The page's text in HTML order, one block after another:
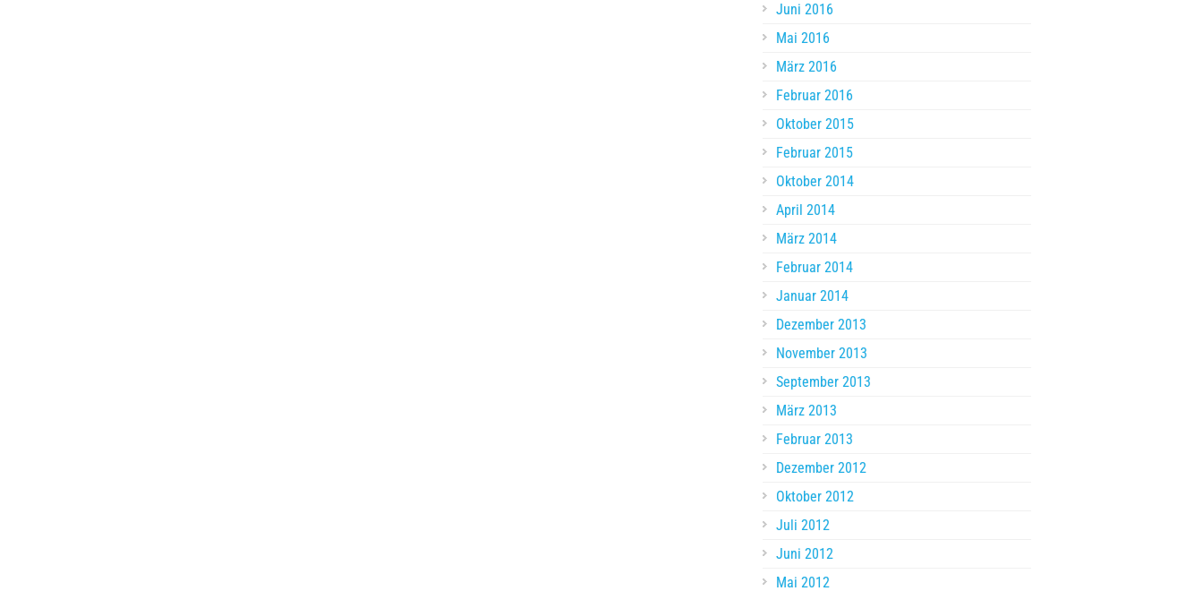
Juni 2016
Mai 2016
März 2016
Februar 2016
Oktober 2015
Februar 2015
Oktober 2014
April 2014
März 2014
Februar 2014
Januar 2014
Dezember 2013
November 2013
September 2013
März 2013
Februar 2013
Dezember 2012
Oktober 2012
Juli 2012
Juni 2012
Mai 2012